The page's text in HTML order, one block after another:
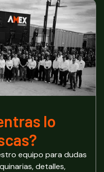
lo
equipo para dudas
detalles,